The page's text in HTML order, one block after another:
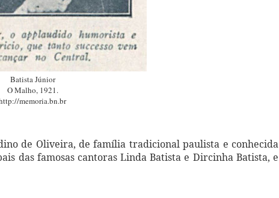
Batista Júnior
O Malho, 1921.
memoria.bn.br
de Oliveira, de família tradicional paulista e conhecida
das famosas cantoras Linda Batista e Dircinha Batista, e